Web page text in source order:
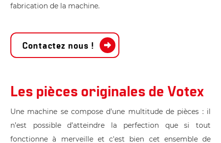
fabrication de la machine.
Contactez nous !
Les pièces originales de Votex
Une machine se compose d’une multitude de pièces : il
n’est possible d’atteindre la perfection que si tout
fonctionne à merveille et c'est bien cet ensemble de